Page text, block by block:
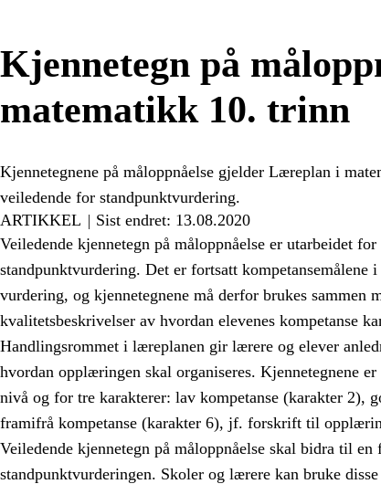
Kjennetegn på
matematikk 10. trinn
Kjennetegnene på måloppnåelse gjelder Læreplan i
veiledende for standpunktvurdering.
ARTIKKEL
Sist endret: 13.08.2020
Veiledende kjennetegn på måloppnåelse er utarbeidet
standpunktvurdering. Det er fortsatt kompetansemålene
vurdering, og kjennetegnene må derfor brukes sammen
kvalitetsbeskrivelser av hvordan elevenes kompetanse
Handlingsrommet i læreplanen gir lærere og elever
hvordan opplæringen skal organiseres. Kjennetegnene
nivå og for tre karakterer: lav kompetanse (karakter 2),
framifrå kompetanse (karakter 6), jf. forskrift til
Veiledende kjennetegn på måloppnåelse skal bidra til
standpunktvurderingen. Skoler og lærere kan bruke